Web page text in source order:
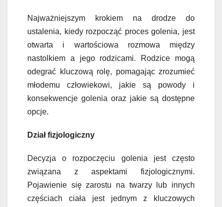
Najważniejszym krokiem na drodze do
ustalenia, kiedy rozpocząć proces golenia, jest
otwarta i wartościowa rozmowa między
nastolkiem a jego rodzicami. Rodzice mogą
odegrać kluczową rolę, pomagając zrozumieć
młodemu człowiekowi, jakie są powody i
konsekwencje golenia oraz jakie są dostępne
opcje.
Dział fizjologiczny
Decyzja o rozpoczęciu golenia jest często
związana z aspektami fizjologicznymi.
Pojawienie się zarostu na twarzy lub innych
częściach ciała jest jednym z kluczowych